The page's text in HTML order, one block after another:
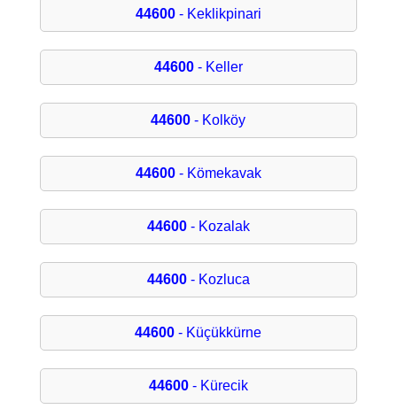
44600- Keklikpinari
44600- Keller
44600 - Kolköy
44600- Kömekavak
44600- Kozalak
44600- Kozluca
44600 - Küçükkürne
44600- Kürecik